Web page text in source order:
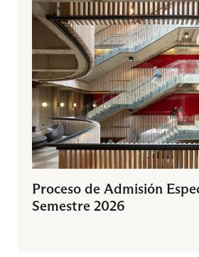
Proceso de Admisión
Semestre 2026